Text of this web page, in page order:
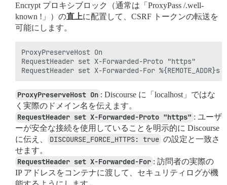
Encrypt プロキシブロック（通常は「ProxyPass /.well-
known !」）の直上に配置して、CSRF トークンの転送を
可能にします。
ProxyPreserveHost On
RequestHeader set X-Forwarded-Proto "https"
ProxyPreserveHost On : Discourse に「localhost」ではな
く実際のドメイン名を伝えます。
RequestHeader set X-Forwarded-Proto "https" : ユーザ
ーが安全な接続を使用していることを明示的に Discourse
に伝え、
DISCOURSE_FORCE_HTTPS: true の設定と一致さ
せます。
RequestHeader set X-Forwarded-For : 訪問者の実際の
IP アドレスをコンテナに渡して、セキュリティログが機